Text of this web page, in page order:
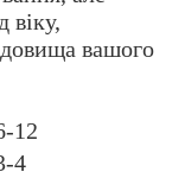
віку,
вашого
12
4